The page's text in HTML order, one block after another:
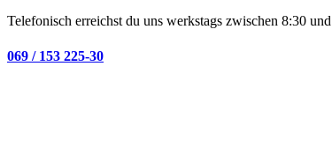
Telefonisch erreichst du uns werkstags zwischen 8:30
069 / 153 225-30